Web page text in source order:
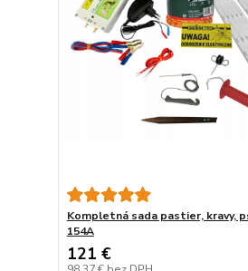
Kompletná sada pastier, kravy,
154A
121 €